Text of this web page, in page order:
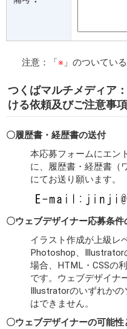
注意：「※ 」のついてい
つくばマルチメディア
ける依頼及びご注意事
〇履歴書・経歴書の送付
本応募フォームにエン
に、履歴書・経歴書（
にてお送り願います。
〇ウェブデザイナー応募条件
イラスト作成が上級レ
Photoshop、Illustrator
場合、HTML・CSSの
です。ウェブデザイナ
Illustratorのいずれか
はできません。
〇ウェブデザイナーの可能